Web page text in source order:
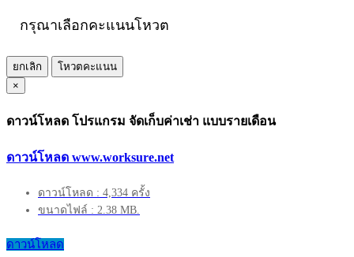
กรุณาเลือกคะแนนโหวต
ยกเลิก
โหวตคะแนน
×
ดาวน์โหลด โปรแกรม จัดเก็บค่าเช่า แบบรายเดือน
ดาวน์โหลด www.worksure.net
ดาวน์โหลด : 4,334 ครั้ง
ขนาดไฟล์ : 2.38 MB.
ดาวน์โหลด